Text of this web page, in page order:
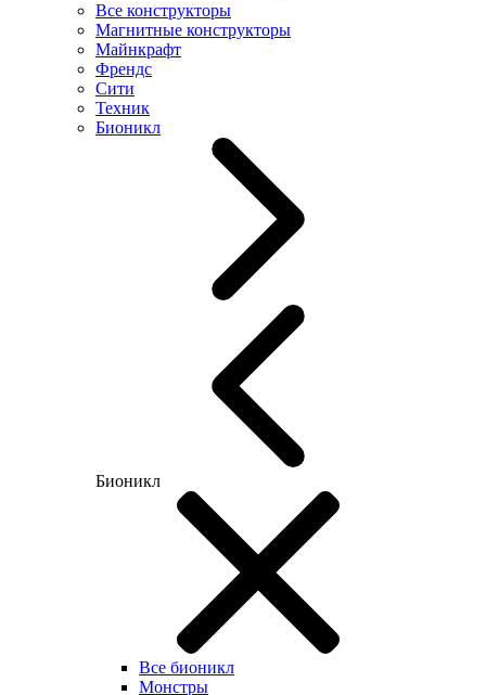
Все конструкторы
Магнитные конструкторы
Майнкрафт
Френдс
Сити
Техник
Бионикл
Бионикл
Все бионикл
Монстры